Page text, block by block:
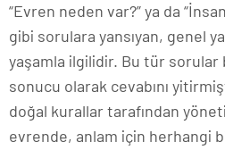
“Evren neden var?” ya da
gibi sorulara yansıyan, genel
yaşamla ilgilidir. Bu tür
sonucu olarak cevabını
doğal kurallar tarafından
evrende, anlam için herhangi